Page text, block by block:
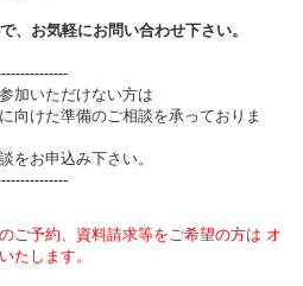
、お気軽にお問い合わせ下さい。
加いただけない方は
向けた準備のご相談を承っておりま
をお申込み下さい。
ご予約、資料請求等をご希望の方は オ
たします。